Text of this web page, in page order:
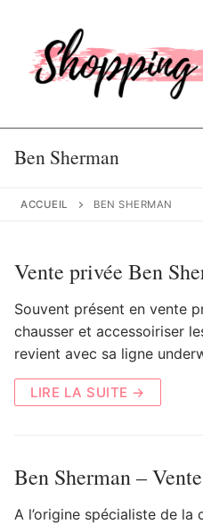
contenu
Ben Sherman
ACCUEIL BEN SHERMAN
Vente privée Ben
Souvent présent en vente
chausser et accessoiriser
revient avec sa ligne
LIRE LA SUITE →
Ben Sherman –
A l’origine spécialiste de la